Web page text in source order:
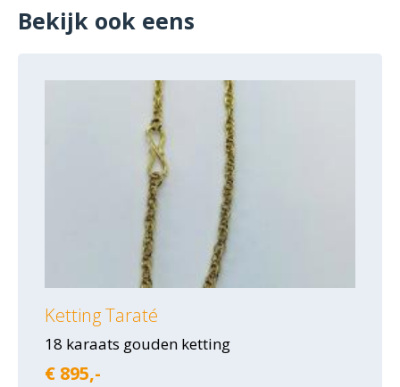
Bekijk ook eens
Ketting Taraté
18 karaats gouden ketting
€ 895,-